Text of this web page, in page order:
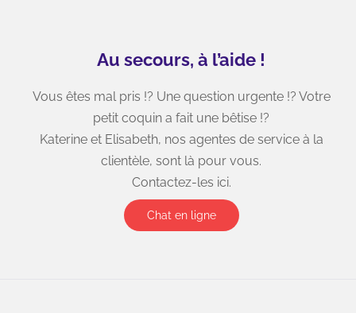
9205 boulevard Taschereau, Unité 104
Brossard, J4Y 3B8
Heures d’ouverture
Vaudreuil-Dorion, Brossard & Montréal
Au secours, à l’aide !
Vous êtes mal pris !? Une question urgente !? Votre
petit coquin a fait une bêtise !?
Katerine et Elisabeth, nos agentes de service à la
clientèle, sont là pour vous.
Contactez-les ici.
Chat en ligne